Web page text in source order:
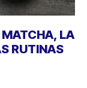
LA
RUTINAS